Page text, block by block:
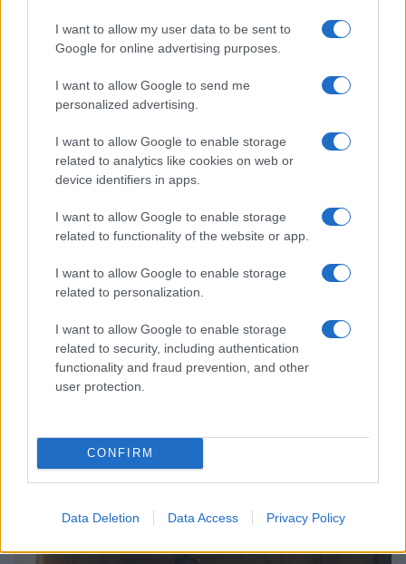
I want to allow my user data to be sent to
Google for online advertising purposes.
I want to allow Google to send me
personalized advertising.
I want to allow Google to enable storage
related to analytics like cookies on web or
device identifiers in apps.
I want to allow Google to enable storage
related to functionality of the website or app.
I want to allow Google to enable storage
related to personalization.
I want to allow Google to enable storage
related to security, including authentication
functionality and fraud prevention, and other
user protection.
CONFIRM
Data Deletion Data Access Privacy Policy
Continua a leggere
PEOPLE
e benessere
Camilla Fiore · 8 Ago 2026